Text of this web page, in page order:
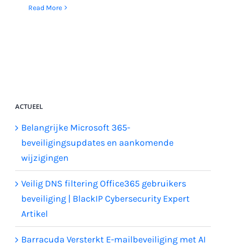
Read More
ACTUEEL
Belangrijke Microsoft 365-
beveiligingsupdates en aankomende
wijzigingen
Veilig DNS filtering Office365 gebruikers
beveiliging | BlackIP Cybersecurity Expert
Artikel
Barracuda Versterkt E-mailbeveiliging met AI